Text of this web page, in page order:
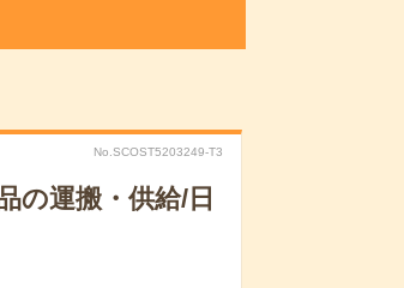
No.SCOST5203249-T3
の運搬・供給/日